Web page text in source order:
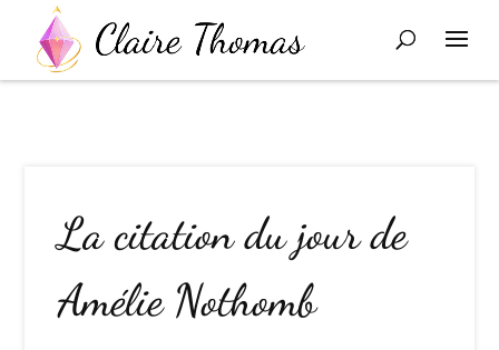
La citation du jour de
Amélie Nothomb